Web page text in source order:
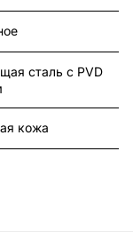
сталь с PVD
кожа